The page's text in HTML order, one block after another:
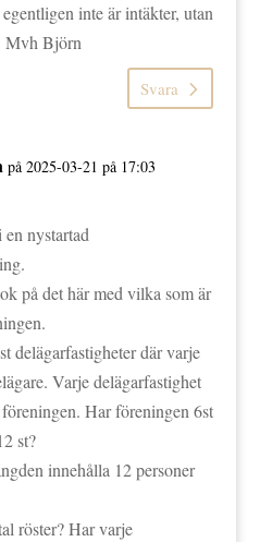
inte är intäkter, utan
Mvh Björn
Svara
på 2025-03-21 på 17:03
nystartad
på det här med vilka som är
delägarfastigheter där varje
Varje delägarfastighet
Har föreningen 6st
st?
innehålla 12 personer
röster? Har varje